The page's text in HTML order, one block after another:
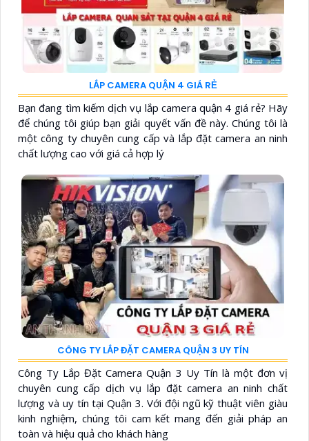
LẮP CAMERA QUẬN 4 GIÁ RẺ
Bạn đang tìm kiếm dịch vụ lắp camera quận 4 giá rẻ? Hãy
để chúng tôi giúp bạn giải quyết vấn đề này. Chúng tôi là
một công ty chuyên cung cấp và lắp đặt camera an ninh
chất lượng cao với giá cả hợp lý
CÔNG TY LẮP ĐẶT CAMERA QUẬN 3 UY TÍN
Công Ty Lắp Đặt Camera Quận 3 Uy Tín là một đơn vị
chuyên cung cấp dịch vụ lắp đặt camera an ninh chất
lượng và uy tín tại Quận 3. Với đội ngũ kỹ thuật viên giàu
kinh nghiệm, chúng tôi cam kết mang đến giải pháp an
toàn và hiệu quả cho khách hàng